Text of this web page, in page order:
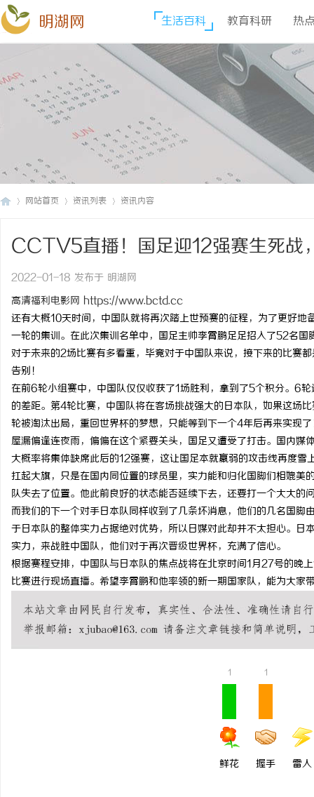
明湖网 生活百科 教育科研 热
网站首页 资讯列表 资讯内容
CCTV5直播！国足迎12强赛生死战
2022-01-18 发布于 明湖网
高清福利电影网 https://www.bctd.cc
还有大概10天时间，中国队就将再次踏上世预赛的征程，为了更好
一轮的集训。在此次集训名单中，国足主帅李霄鹏足足招入了52名
对于未来的2场比赛有多看重，毕竟对于中国队来说，接下来的比赛
告别！
在前6轮小组赛中，中国队仅仅收获了1场胜利，拿到了5个积分。6
的差距。第4轮比赛，中国队将在客场挑战强大的日本队，如果这场
轮被淘汰出局，重回世界杯的梦想，只能等到下一个4年后再来实现了
屋漏偏逢连夜雨，偏偏在这个紧要关头，国足又遭受了打击。国内
大概率将集体缺席此后的12强赛，这让国足本就羸弱的攻击线再度
扛起大旗，只是在国内同位置的球员里，实力能和归化国脚们相媲
队失去了位置。他此前良好的状态能否延续下去，还要打一个大大的
而我们的下一个对手日本队同样收到了几条坏消息，他们的几名国
于日本队的整体实力占据绝对优势，所以日媒对此却并不太担心。
实力，来战胜中国队，他们对于再次晋级世界杯，充满了信心。
根据赛程安排，中国队与日本队的焦点战将在北京时间1月27号的
比赛进行现场直播。希望李霄鹏和他率领的新一期国家队，能为大家
1
鲜花
1
握手 雷人
揭秘！专业充电桩项目
哪些行业秘诀？